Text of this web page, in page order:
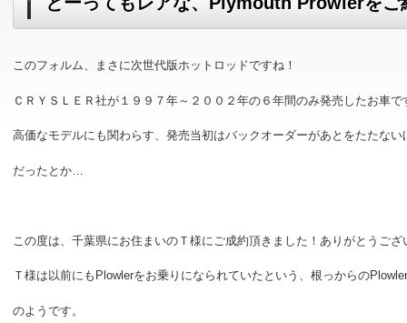
このフォルム、まさに次世代版ホットロッドですね！
ＣＲＹＳＬＥＲ社が１９９７年～２００２年の６年間のみ発売したお車で
高価なモデルにも関わらす、発売当初はバックオーダーがあとをたたない
だったとか…
この度は、千葉県にお住まいのＴ様にご成約頂きました！ありがとうござ
Ｔ様は以前にもPlowlerをお乗りになられていたという、根っからの
のようです。